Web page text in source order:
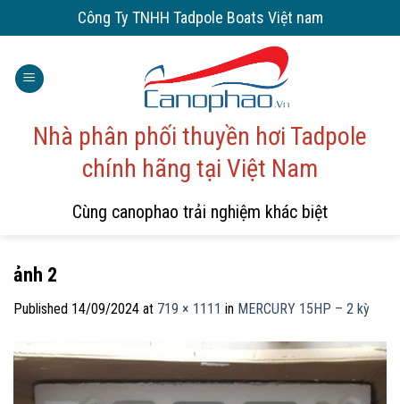
to
Công Ty TNHH Tadpole Boats Việt nam
Nhà phân phối thuyền hơi Tadpole
chính hãng tại Việt Nam
Cùng canophao trải nghiệm khác biệt
ảnh 2
Published 14/09/2024 at 719 × 1111 in MERCURY 15HP – 2 kỳ